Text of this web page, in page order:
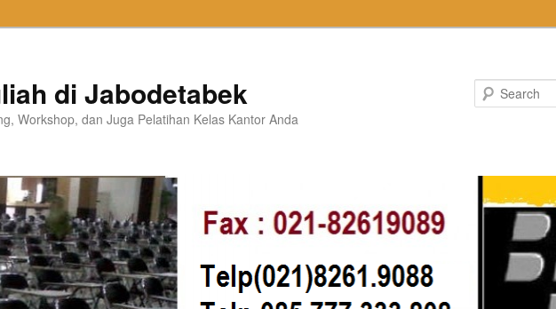
di Jabodetabek
Workshop, dan Juga Pelatihan Kelas Kantor Anda